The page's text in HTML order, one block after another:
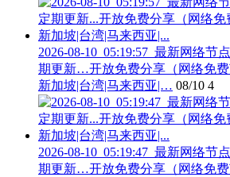
2026-08-10_05:19:57_最新网络
期更新…开放免费分享（网络免费
新加坡|台湾|马来西亚|… 08/10 4
2026-08-10_05:19:47_最新网络
期更新…开放免费分享（网络免费